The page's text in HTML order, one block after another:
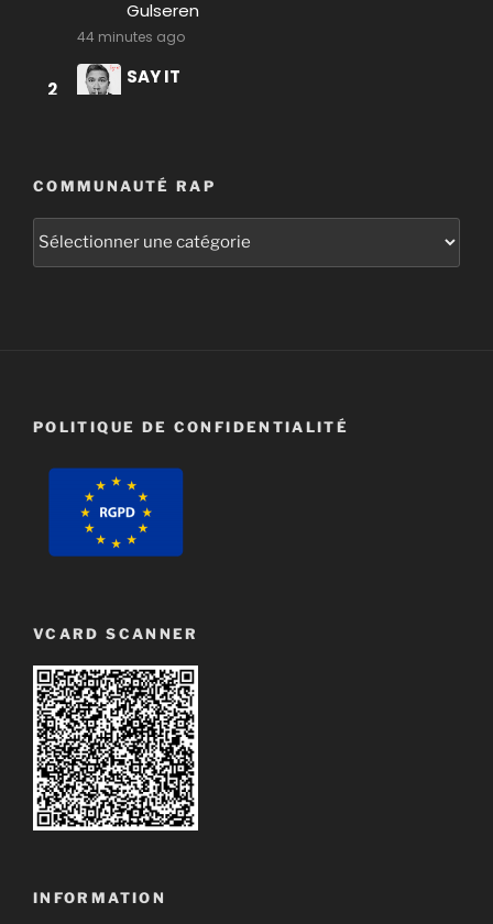
COMMUNAUTÉ RAP
Communauté
POLITIQUE DE CONFIDENTIALITÉ
VCARD SCANNER
INFORMATION